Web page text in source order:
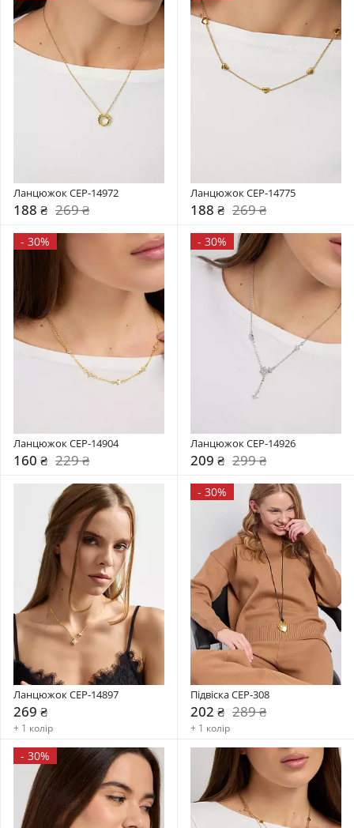
Ланцюжок CEP-14972
188 ₴ 269 ₴
Ланцюжок CEP-14775
188 ₴ 269 ₴
- 30%
Ланцюжок CEP-14904
160 ₴ 229 ₴
- 30%
Ланцюжок CEP-14926
209 ₴ 299 ₴
Ланцюжок CEP-14897
269 ₴
+ 1 колір
- 30%
Підвіска CEP-308
202 ₴ 289 ₴
+ 1 колір
- 30%